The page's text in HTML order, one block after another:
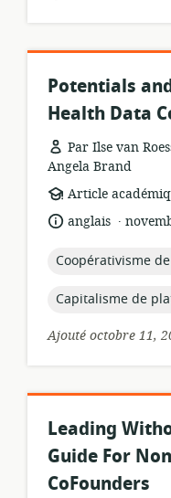
Potentials
Health Data
Par Ilse van
Angela Brand
Format
ressource:
Article
langue:
anglais .
date
topic:
Coopérativisme
topic:
Capitalisme de
Ajouté octobre 11,
Leading
Guide For
CoFounders